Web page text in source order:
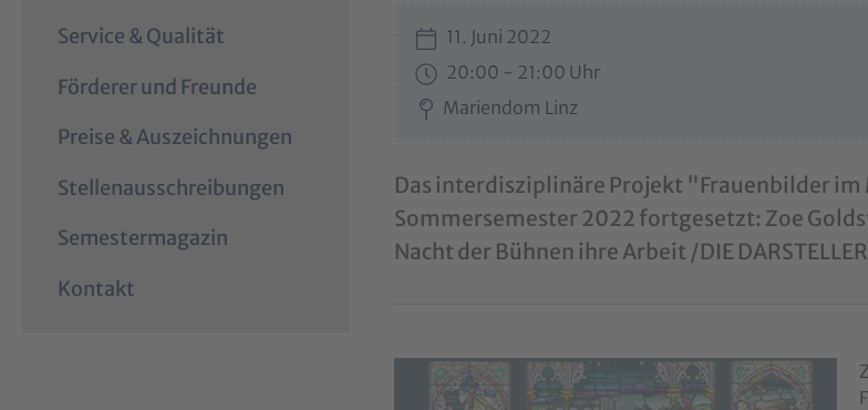
Service & Qualität
Förderer und Freunde
Preise & Auszeichnungen
Stellenausschreibungen
Semestermagazin
Kontakt
11. Juni 2022
20:00 - 21:00 Uhr
Mariendom Linz
Das interdisziplinäre Projekt "Frauenbilder
Sommersemester 2022 fortgesetzt: Zoe
Nacht der Bühnen ihre Arbeit /DIE
Show larger version for: